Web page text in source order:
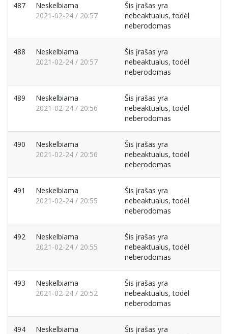
487
Neskelbiama
2021-02-24 / 20:57
Šis įrašas yra
nebeaktualus, todėl
neberodomas
488
Neskelbiama
2021-02-24 / 20:57
Šis įrašas yra
nebeaktualus, todėl
neberodomas
489
Neskelbiama
2021-02-24 / 20:56
Šis įrašas yra
nebeaktualus, todėl
neberodomas
490
Neskelbiama
2021-02-24 / 20:56
Šis įrašas yra
nebeaktualus, todėl
neberodomas
491
Neskelbiama
2021-02-24 / 20:55
Šis įrašas yra
nebeaktualus, todėl
neberodomas
492
Neskelbiama
2021-02-24 / 20:55
Šis įrašas yra
nebeaktualus, todėl
neberodomas
493
Neskelbiama
2021-02-24 / 20:52
Šis įrašas yra
nebeaktualus, todėl
neberodomas
494
Neskelbiama
Šis įrašas yra